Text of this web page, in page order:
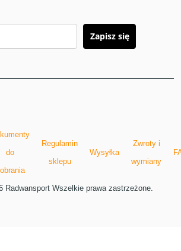
Zapisz się
do
Regulamin
sklepu
Wysyłka
Zwroty i
wymiany
Radwansport Wszelkie prawa zastrzeżone.